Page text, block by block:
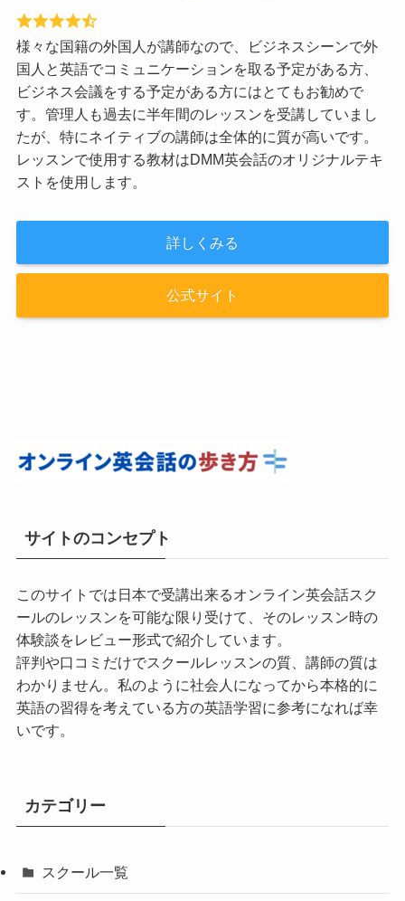
様々な国籍の外国人が講師なので、ビジネスシーンで外
国人と英語でコミュニケーションを取る予定がある方、
ビジネス会議をする予定がある方にはとてもお勧めで
す。管理人も過去に半年間のレッスンを受講していまし
たが、特にネイティブの講師は全体的に質が高いです。
レッスンで使用する教材はDMM英会話のオリジナルテキ
ストを使用します。
詳しくみる
公式サイト
サイトのコンセプト
このサイトでは日本で受講出来るオンライン英会話スク
ールのレッスンを可能な限り受けて、そのレッスン時の
体験談をレビュー形式で紹介しています。
評判や口コミだけでスクールレッスンの質、講師の質は
わかりません。私のように社会人になってから本格的に
英語の習得を考えている方の英語学習に参考になれば幸
いです。
カテゴリー
スクール一覧